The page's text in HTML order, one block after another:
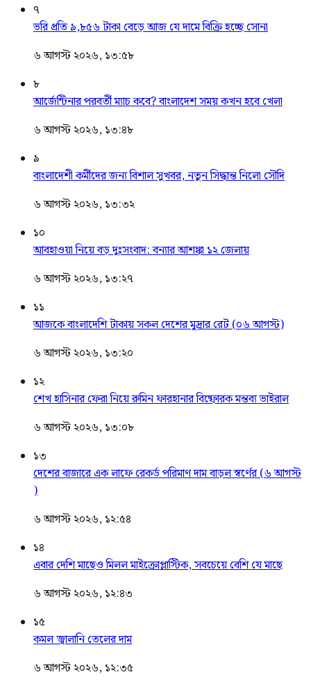
৭
ভরি প্রতি ৯,৮৫৬ টাকা বেড়ে আজ যে দামে বিক্রি হচ্ছে সোনা
৬ আগস্ট ২০২৬, ১৩:৫৮
৮
আর্জেন্টিনার পরবর্তী ম্যাচ কবে? বাংলাদেশ সময় কখন হবে খেলা
৬ আগস্ট ২০২৬, ১৩:৪৮
৯
বাংলাদেশী কর্মীদের জন্য বিশাল সুখবর, নতুন সিদ্ধান্ত নিলো সৌদি
৬ আগস্ট ২০২৬, ১৩:৩২
১০
আবহাওয়া নিয়ে বড় দুঃসংবাদ: বন্যার আশঙ্কা ১২ জেলায়
৬ আগস্ট ২০২৬, ১৩:২৭
১১
আজকে বাংলাদেশি টাকায় সকল দেশের মুদ্রার রেট (০৬ আগস্ট)
৬ আগস্ট ২০২৬, ১৩:২০
১২
শেখ হাসিনার ফেরা নিয়ে রুমিন ফারহানার বিষ্ফোরক মন্তব্য ভাইরাল
৬ আগস্ট ২০২৬, ১৩:০৮
১৩
দেশের বাজারে এক লাফে রেকর্ড পরিমাণ দাম বাড়ল স্বর্ণের (৬ আগস্ট
)
৬ আগস্ট ২০২৬, ১২:৫৪
১৪
এবার দেশি মাছেও মিলল মাইক্রোপ্লাস্টিক, সবচেয়ে বেশি যে মাছে
৬ আগস্ট ২০২৬, ১২:৪৩
১৫
কমল জ্বালানি তেলের দাম
৬ আগস্ট ২০২৬, ১২:৩৫